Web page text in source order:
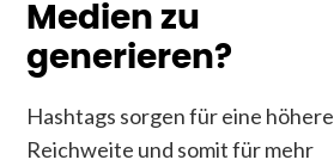
Medien zu
generieren?
Hashtags sorgen für eine höhere
Reichweite und somit für mehr